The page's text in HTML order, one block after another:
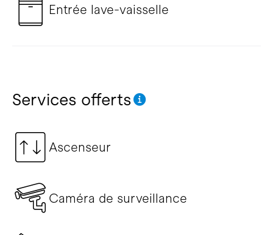
Entrée lave-vaisselle
Services offerts
Ascenseur
Caméra de surveillance